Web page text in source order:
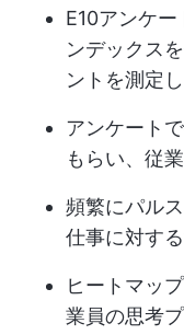
E10アンケ
ンデックス
ントを測定し
アンケート
もらい、従
頻繁にパル
仕事に対す
ヒートマッ
業員の思考